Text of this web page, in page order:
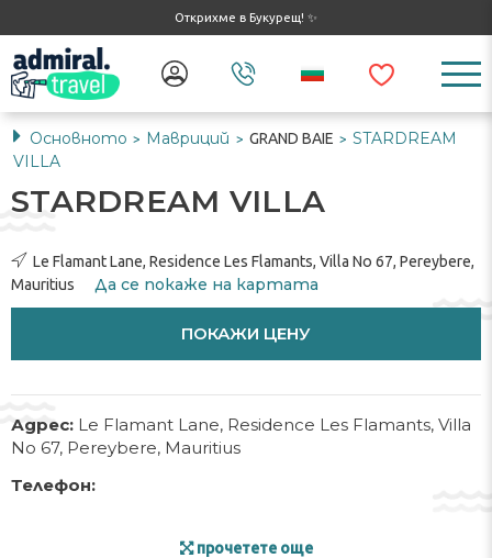
Открихме в Букурещ! ✨
Основното > Мавриций > GRAND BAIE > STARDREAM
VILLA
STARDREAM VILLA
Le Flamant Lane, Residence Les Flamants, Villa No 67, Pereybere,
Mauritius
Да се ​​покаже на картата
ПОКАЖИ ЦЕНУ
Адрес: Le Flamant Lane, Residence Les Flamants, Villa
No 67, Pereybere, Mauritius
Телефон:
прочетете още